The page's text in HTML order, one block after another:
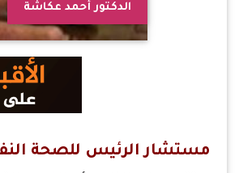
الدكتور أحمد عكاشة
مستشار الرئيس للصحة